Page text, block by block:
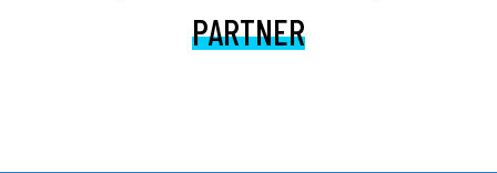
PARTNER